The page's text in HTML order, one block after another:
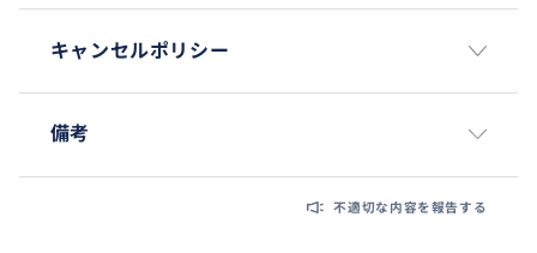
キャンセルポリシー
備考
不適切な内容を報告する